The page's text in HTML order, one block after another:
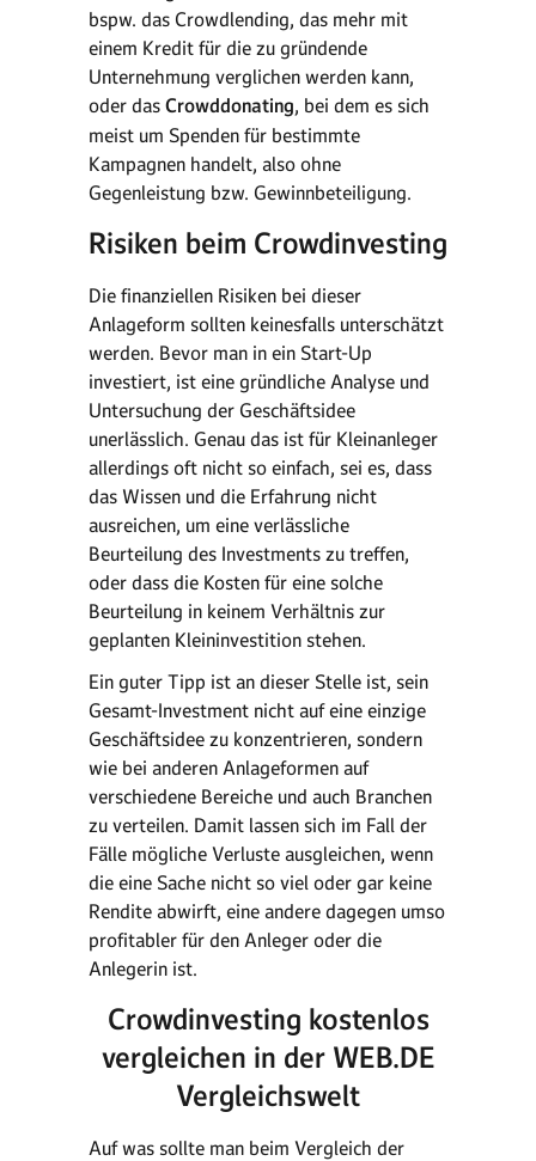
bspw. das Crowdlending, das mehr mit
einem Kredit für die zu gründende
Unternehmung verglichen werden kann,
oder das Crowddonating, bei dem es sich
meist um Spenden für bestimmte
Kampagnen handelt, also ohne
Gegenleistung bzw. Gewinnbeteiligung.
Risiken beim Crowdinvesting
Die finanziellen Risiken bei dieser
Anlageform sollten keinesfalls unterschätzt
werden. Bevor man in ein Start-Up
investiert, ist eine gründliche Analyse und
Untersuchung der Geschäftsidee
unerlässlich. Genau das ist für Kleinanleger
allerdings oft nicht so einfach, sei es, dass
das Wissen und die Erfahrung nicht
ausreichen, um eine verlässliche
Beurteilung des Investments zu treffen,
oder dass die Kosten für eine solche
Beurteilung in keinem Verhältnis zur
geplanten Kleininvestition stehen.
Ein guter Tipp ist an dieser Stelle ist, sein
Gesamt-Investment nicht auf eine einzige
Geschäftsidee zu konzentrieren, sondern
wie bei anderen Anlageformen auf
verschiedene Bereiche und auch Branchen
zu verteilen. Damit lassen sich im Fall der
Fälle mögliche Verluste ausgleichen, wenn
die eine Sache nicht so viel oder gar keine
Rendite abwirft, eine andere dagegen umso
profitabler für den Anleger oder die
Anlegerin ist.
Crowdinvesting kostenlos
vergleichen in der WEB.DE
Vergleichswelt
Auf was sollte man beim Vergleich der